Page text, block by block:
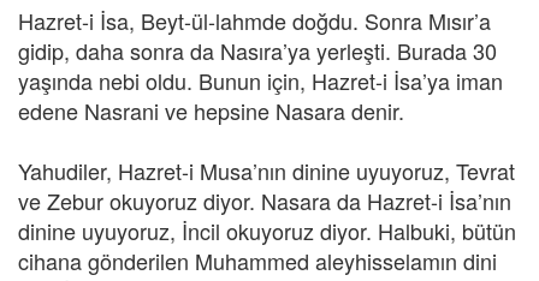
Hazret-i İsa, Beyt-ül-lahmde doğdu. Sonra Mısır’a
gidip, daha sonra da Nasıra’ya yerleşti. Burada 30
yaşında nebi oldu. Bunun için, Hazret-i İsa’ya iman
edene Nasrani ve hepsine Nasara denir.
Yahudiler, Hazret-i Musa’nın dinine uyuyoruz, Tevrat
ve Zebur okuyoruz diyor. Nasara da Hazret-i İsa’nın
dinine uyuyoruz, İncil okuyoruz diyor. Halbuki, bütün
cihana gönderilen Muhammed aleyhisselamın dini